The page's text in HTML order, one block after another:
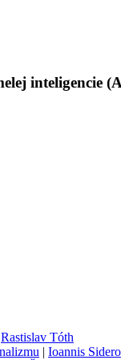
inteligencie
Rastislav Tóth
| Ioannis